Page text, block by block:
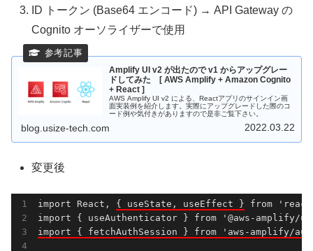
ID トークン (Base64 エンコード) → API Gateway の
Cognito オーソライザーで使用
Amplify UI v2 が出たので v1 からアップグレー
ドしてみた [ AWS Amplify + Amazon Cognito
+ React ]
AWS Amplify UI v2 による、Reactアプリのサインイン画
面実装例を紹介します。実際にアップグレードした際のコ
ード例や気付きがありますので是非ご覧下さい。
blog.usize-tech.com 2022.03.22
変更後
import React, { useState, useEffect } from
import { fetchAuthSession } from 'aws-amplify/